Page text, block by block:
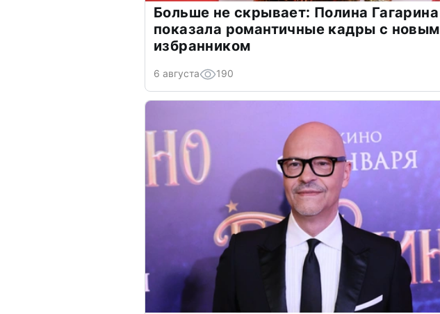
Больше не скрывает: Полина Гагарина
показала романтичные кадры с новым
избранником
6 августа 190